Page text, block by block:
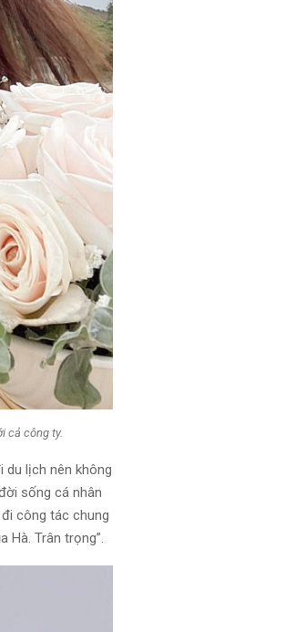
cả công ty.
du lịch nên không
sống cá nhân
công tác chung
Hà. Trân trọng”.